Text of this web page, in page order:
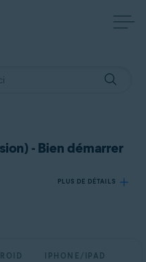
- Bien démarrer
PLUS DE DÉTAILS
IPHONE/IPAD